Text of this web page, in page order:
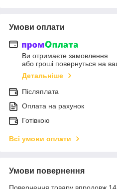
Умови оплати
Ви отримаєте замовлення
або гроші повернуться на
Детальніше
Післяплата
Оплата на рахунок
Готівкою
Всі умови оплати
Умови повернення